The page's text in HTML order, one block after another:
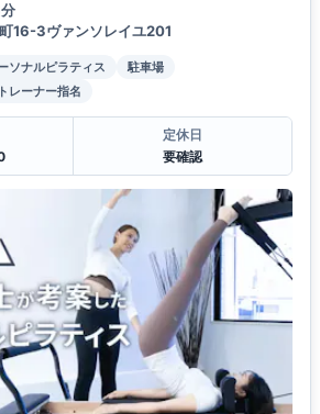
16-3ヴァンソレイユ201
ソナルピラティス
駐車場
トレーナー指名
定休日
要確認